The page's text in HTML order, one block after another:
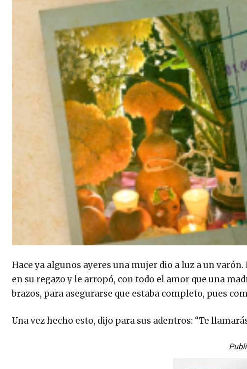
Hace ya algunos ayeres una mujer dio a luz a un
en su regazo y le arropó, con todo el amor que una
brazos, para asegurarse que estaba completo, pues
Una vez hecho esto, dijo para sus adentros: “Te